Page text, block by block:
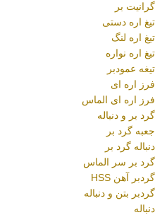
گرانیت بر
تیغ اره دستی
تیغ اره لنگ
تیغ اره نواره
تیغه عمودبر
فرز اره ای
فرز اره ای الماس
گرد بر و دنباله
جعبه گرد بر
دنباله گرد بر
گرد بر سر الماس
گردبر آهن HSS
گردبر بتن و دنباله
دنباله